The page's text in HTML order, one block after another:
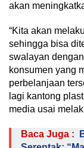
akan
“Kita akan
sehingga bisa
swalayan
konsumen yang
perbelanjaan
lagi kantong
media usai
Baca Juga :